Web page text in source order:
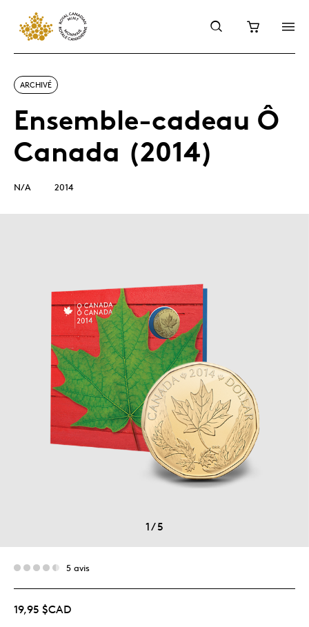
ARCHIVÉ
Ensemble-cadeau Ô
Canada (2014)
N/A 2014
1/5
5 avis
19,95 $CAD